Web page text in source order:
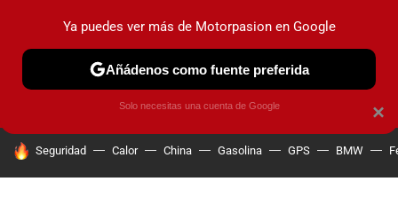
PRUEBAS COCHES ELÉCTRICOS OBSERVATORIO
HOY SE HABLA DE
Seguridad Calor China Gasolina GPS BMW
×
Ya puedes ver más de Motorpasion en Google
Añádenos como fuente preferida
Solo necesitas una cuenta de Google